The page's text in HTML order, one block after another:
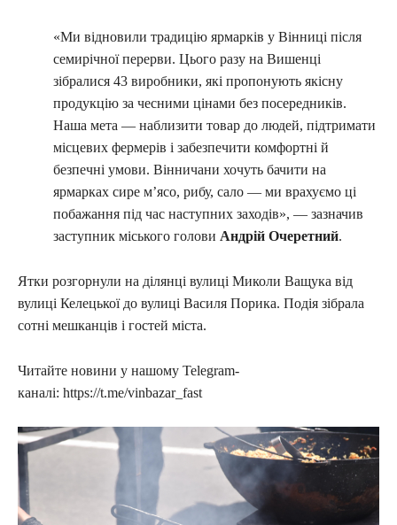
«Ми відновили традицію ярмарків у Вінниці після
семирічної перерви. Цього разу на Вишенці
зібралися 43 виробники, які пропонують якісну
продукцію за чесними цінами без посередників.
Наша мета — наблизити товар до людей, підтримати
місцевих фермерів і забезпечити комфортні й
безпечні умови. Вінничани хочуть бачити на
ярмарках сире м’ясо, рибу, сало — ми врахуємо ці
побажання під час наступних заходів», — зазначив
заступник міського голови Андрій Очеретний.
Ятки розгорнули на ділянці вулиці Миколи Ващука від
вулиці Келецької до вулиці Василя Порика. Подія зібрала
сотні мешканців і гостей міста.
Читайте новини у нашому Telegram-
каналі: https://t.me/vinbazar_fast